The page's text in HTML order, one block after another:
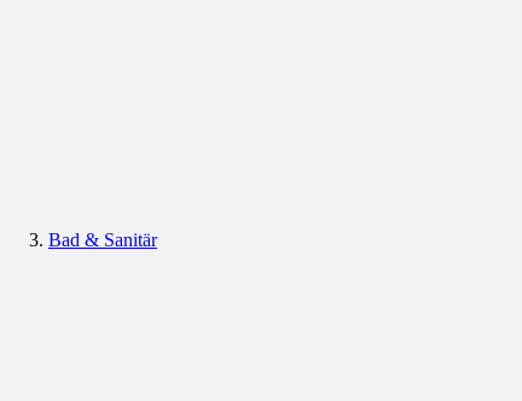
Bad & Sanitär